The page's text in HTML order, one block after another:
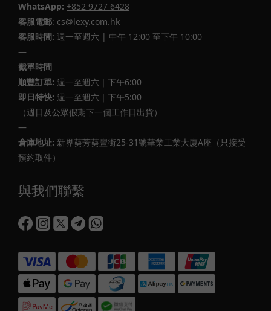
WhatsApp: +852 9727 6428
客服電郵: cs@lexy.com.hk
客服時間: 週一至週六 | 中午 12:00 至下午 10:00
—
截單時間
順豐訂單: 週一至週六｜下午6:00
即日特快: 週一至週六｜下午5:00
（週日及公眾假期下一個工作日出貨）
—
倉庫地址: 新界葵芳葵豐街25-31號華業工業大廈A座（只接受
預約取件）
與我們聯繫